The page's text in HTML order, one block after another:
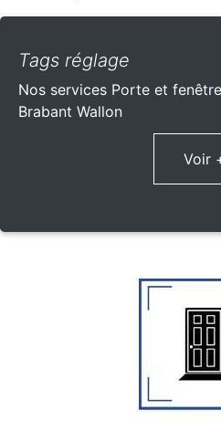
Tags réglage
Nos services Porte et
Brabant Wallon
Voir